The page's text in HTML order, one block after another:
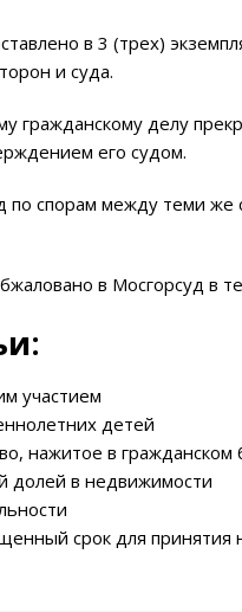
в 3 (трех)
и суда.
гражданскому делу
его судом.
по спорам между теми
в Мосгорсуд в
участием
детей
нажитое в гражданском
долей в недвижимости
срок для принятия